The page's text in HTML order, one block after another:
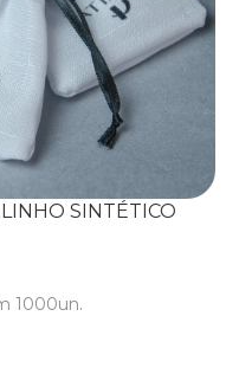
SINTÉTICO
1000un.